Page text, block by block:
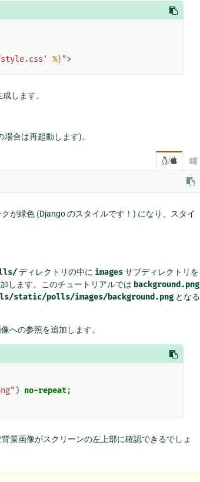
%}">
します。
合は再起動します)。
/ 
が緑色 (Django のスタイルです！) になり、スタイ
ディレクトリの中に imagesサブディレクトリを
します。このチュートリアルでは background.png
static/polls/images/background.png となる
への参照を追加します。
) no-repeat;
景画像がスクリーンの左上部に確認できるでしょ